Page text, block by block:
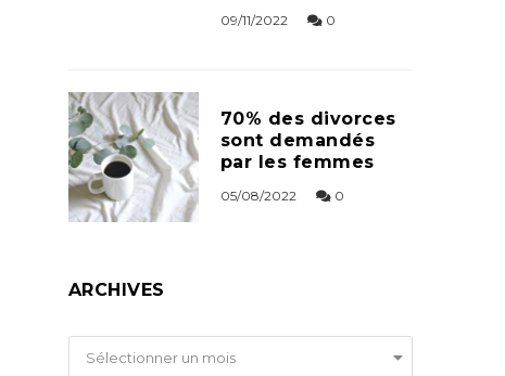
09/11/2022 0
70% des divorces
sont demandés
par les femmes
05/08/2022 0
ARCHIVES
Archives
Sélectionner un mois